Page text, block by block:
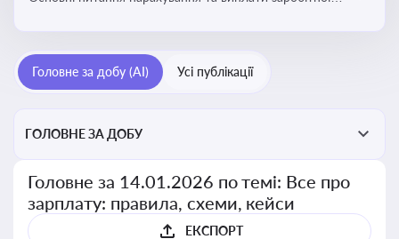
інформації про можливі схеми зловживань
Головне за добу (AI) Усі публікації
ГОЛОВНЕ ЗА ДОБУ
Головне за 14.01.2026 по темі: Все про
зарплату: правила, схеми, кейси
ЕКСПОРТ